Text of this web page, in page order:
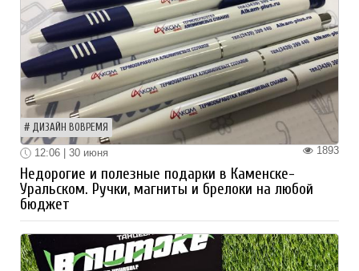
ДИЗАЙН ВОВРЕМЯ
1893
12:06 | 30 июня
Недорогие и полезные подарки в Каменске-
Уральском. Ручки, магниты и брелоки на любой
бюджет